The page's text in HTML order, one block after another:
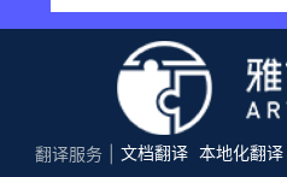
翻译服务 文档翻译 本地化翻译